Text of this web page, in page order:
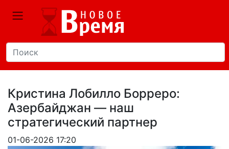
Кристина Лобилло Борреро:
Азербайджан — наш
стратегический партнер
01-06-2026 17:20